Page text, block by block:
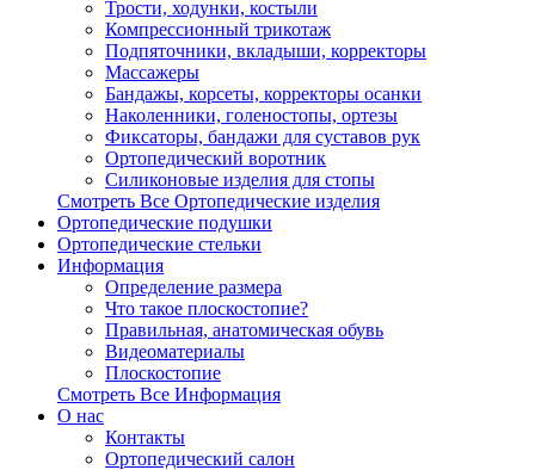
Трости, ходунки, костыли
Компрессионный трикотаж
Подпяточники, вкладыши, корректоры
Массажеры
Бандажы, корсеты, корректоры осанки
Наколенники, голеностопы, ортезы
Фиксаторы, бандажи для суставов рук
Ортопедический воротник
Силиконовые изделия для стопы
Смотреть Все Ортопедические изделия
Ортопедические подушки
Ортопедические стельки
Информация
Определение размера
Что такое плоскостопие?
Правильная, анатомическая обувь
Видеоматериалы
Плоскостопие
Смотреть Все Информация
О нас
Контакты
Ортопедический салон